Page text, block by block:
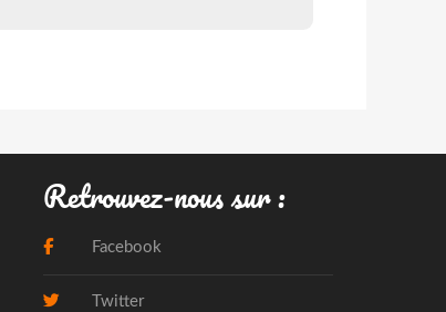
Retrouvez-nous sur :
Facebook
Twitter